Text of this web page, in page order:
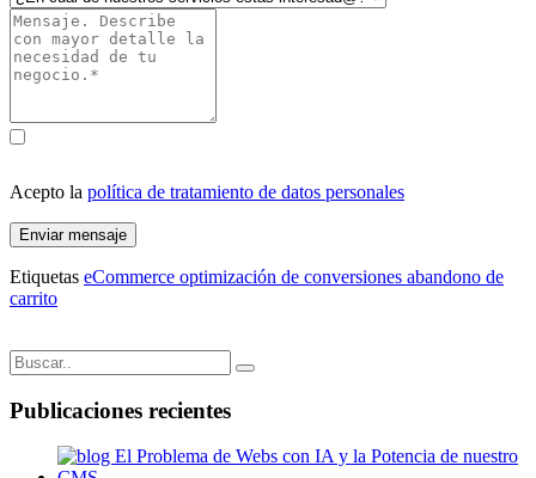
Acepto la política de tratamiento de datos personales
Enviar mensaje
Etiquetas eCommerce optimización de conversiones abandono de
carrito
Publicaciones recientes